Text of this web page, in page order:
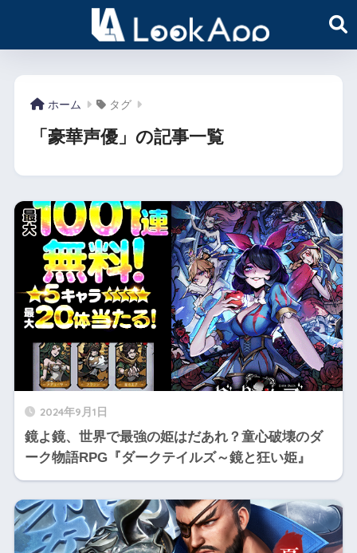
ホーム タグ
「豪華声優」の記事一覧
2024年9月1日
鏡よ鏡、世界で最強の姫はだあれ？童心破壊のダ
ーク物語RPG『ダークテイルズ～鏡と狂い姫』